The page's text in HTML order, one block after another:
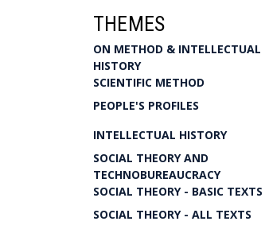
THEMES
ON METHOD & INTELLECTUAL
HISTORY
SCIENTIFIC METHOD
PEOPLE'S PROFILES
INTELLECTUAL HISTORY
SOCIAL THEORY AND
TECHNOBUREAUCRACY
SOCIAL THEORY - BASIC TEXTS
SOCIAL THEORY - ALL TEXTS